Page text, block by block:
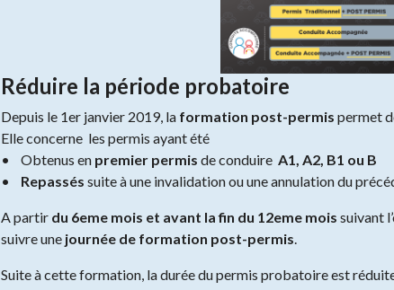
Réduire la période probatoire
Depuis le 1er janvier 2019, la formation post-permis permet
Elle concerne les permis ayant été
• Obtenus en premier permis de conduire A1, A2, B1 ou B
• Repassés suite à une invalidation ou une annulation du
A partir du 6eme mois et avant la fin du 12eme mois suivant
suivre une journée de formation post-permis
Suite à cette formation, la durée du permis probatoire est